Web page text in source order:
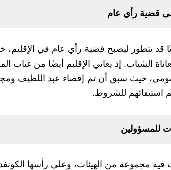
قضية رأي عام
قد يتطور ليصبح قضية رأي عام في الإقليم،
الشباب. إذ يعاني الإقليم أيضًا من غياب
حيث سبق أن تم إقصاء عبد اللطيف
استيفائهم للشروط.
للمسؤولين
مجموعة من الهيئات، وعلى رأسها